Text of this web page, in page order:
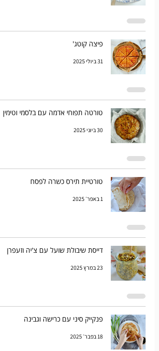
פיצה קוטג'
31 ביולי 2025
טורטה תפוחי אדמה עם בלסמי וטימין
30 ביוני 2025
טורטיית תירס כשרה לפסח
1 באפר׳ 2025
דייסת שיבולת שועל עם צ'יה וזעפרן
23 במרץ 2025
פנקייק סיני עם כרישה וגבינה
18 בפבר׳ 2025